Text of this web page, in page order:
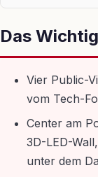
Das
Vier Public-
vom Tech-
Center am
3D-LED-
unter dem